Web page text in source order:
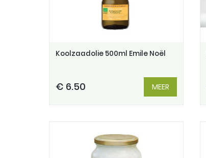
Koolzaadolie 500ml Emile Noël
€ 6.50 MEER